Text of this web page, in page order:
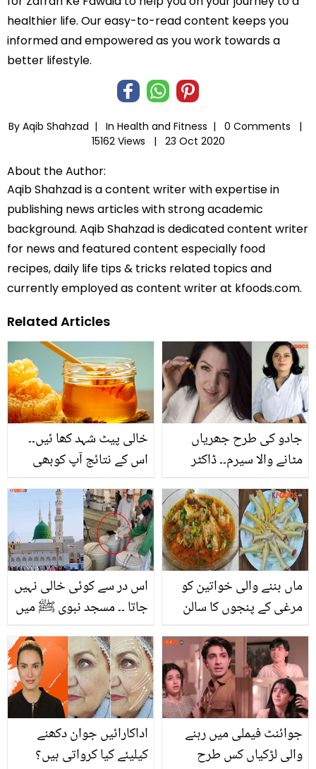
healthier life. Our easy-to-read content keeps you
informed and empowered as you work towards a
better lifestyle.
By Aqib Shahzad | In Health and Fitness |
0 Comments |
15162 Views |
23 Oct 2020
About the Author:
Aqib Shahzad is a content writer with expertise in
publishing news articles with strong academic
background. Aqib Shahzad is dedicated content writer
for news and featured content especially food
recipes, daily life tips & tricks related topics and
currently employed as content writer at kfoods.com.
Related Articles
خالی پیٹ شہد کھا ئیں۔۔
اس کے نتائج آپ کوبھی
جادو کی طرح جھریاں
مٹانے والا سیرم۔۔ ڈاکٹر
بنانے کا سستا طریقہ جو
پارلر سے آپ کی جان چھڑا
دے گا
اس در سے کوئی خالی نہیں
جاتا ۔۔ مسجد نبوی ﷺ میں
پلانے کی خوبصورت ویڈیو
نے سب کو جذباتی کر دیا،
دیکھیے
ماں بننے والی خواتین کو
مرغی کے پنجوں کا سالن
سستے پنجوں کے بے شمار
فائدے
اداکارائیں جوان دکھنے
کیلیئے کیا کرواتی ہیں؟
جوائنٹ فیملی میں رہنے
والی لڑکیاں کس طرح